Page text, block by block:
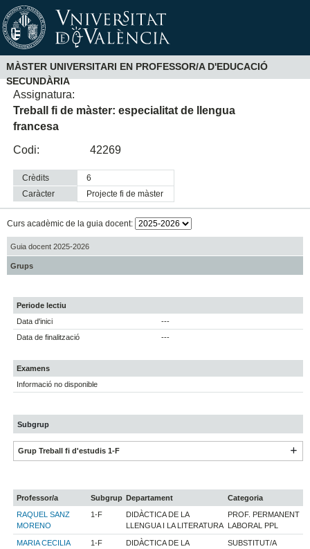
MÀSTER UNIVERSITARI EN PROFESSOR/A D'EDUCACIÓ
SECUNDÀRIA
Assignatura:
Treball fi de màster: especialitat de llengua
francesa
Codi:
42269
Crèdits
6
Caràcter
projecte fi de màster
Curs acadèmic de la guia docent:
Guia docent 2025-2026
Grups
Periode lectiu
Data d'inici
---
Data de finalització
---
Examens
Informació no disponible
Subgrup
Grup Treball fi d'estudis 1-F
Professor/a Subgrup Departament
Categoria
RAQUEL SANZ
MORENO
1-F
DIDÀCTICA DE LA
LLENGUA I LA LITERATURA
PROF. PERMANENT
LABORAL PPL
MARIA CECILIA
1-F
DIDÀCTICA DE LA
SUBSTITUT/A